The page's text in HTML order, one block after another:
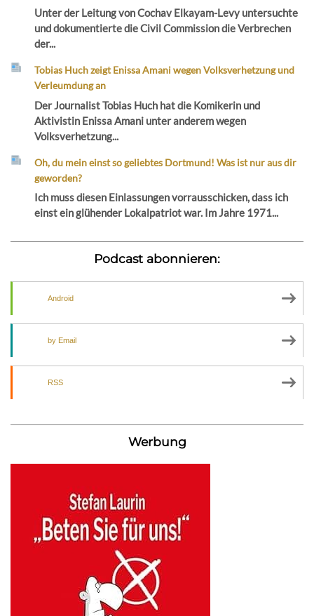
Unter der Leitung von Cochav Elkayam-Levy untersuchte
und dokumentierte die Civil Commission die Verbrechen
der...
Tobias Huch zeigt Enissa Amani wegen Volksverhetzung und
Verleumdung an
Der Journalist Tobias Huch hat die Komikerin und
Aktivistin Enissa Amani unter anderem wegen
Volksverhetzung...
Oh, du mein einst so geliebtes Dortmund! Was ist nur aus dir
geworden?
Ich muss diesen Einlassungen vorrausschicken, dass ich
einst ein glühender Lokalpatriot war. Im Jahre 1971...
Podcast abonnieren:
Android
by Email
RSS
Werbung